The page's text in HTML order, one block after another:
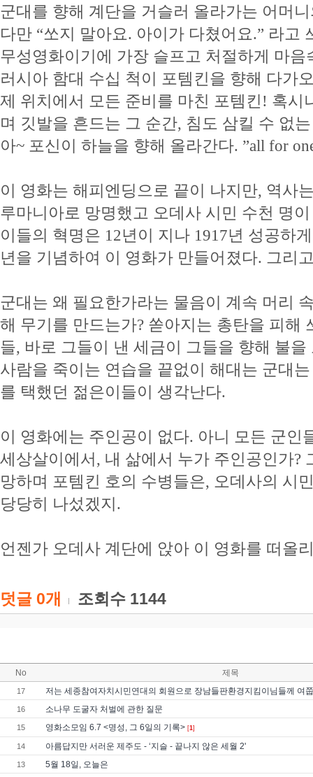
군대를 향해 계단을 거슬러 올라가는 어머
다만 “쏘지 말아요. 아이가 다쳤어요.” 라고
무성영화이기에 가장 슬프고 처절하게 마음
러시아 함대 수십 척이 포템킨을 향해 다가
제 위치에서 모든 준비를 마친 포템킨! 혹시
며 깃발을 흔드는 그 순간, 침도 삼킬 수 없
아~ 포신이 하늘을 향해 올라간다. ”all for
이 영화는 해피엔딩으로 끝이 나지만, 역사
루마니아로 망명했고 오데사 시민 수천 명
이들의 혁명은 12년이 지나 1917년 성공하
년을 기념하여 이 영화가 만들어졌다. 그리
군대는 왜 필요한가라는 물음이 계속 머리
해 무기를 만드는가? 쏟아지는 총탄을 피해
들, 바로 그들이 낸 세금이 그들을 향해 불
사람을 죽이는 연습을 끝없이 해대는 군대
를 택했던 젊은이들이 생각난다.
이 영화에는 주인공이 없다. 아니 모든 군인
세상살이에서, 내 삶에서 누가 주인공인가?
망하며 포템킨 호의 수병들은, 오데사의 시
당당히 나섰겠지.
언젠가 오데사 계단에 앉아 이 영화를 떠올
덧글 0개 조회수 1144
No 제목
17 저는 세종참여자치시민연대의 회원으로 장남들판환경지킴이님들께 여
16 소나무 도굴자 처벌에 관한 질문
15 영화소모임 6.7 <명성, 그 6일의 기록> [1]
14 아름답지만 서러운 제주도 - ‘지슬 - 끝나지 않은 세월 2'
13 5월 18일, 오늘은